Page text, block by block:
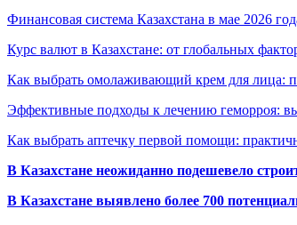
Финансовая система Казахстана в мае 2026
Курс валют в Казахстане: от глобальных
Как выбрать омолаживающий крем для лица:
Эффективные подходы к лечению геморроя:
Как выбрать аптечку первой помощи:
В Казахстане неожиданно подешевело
В Казахстане выявлено более 700